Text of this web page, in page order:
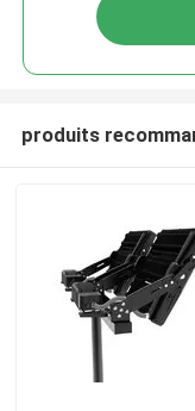
Maison
produits